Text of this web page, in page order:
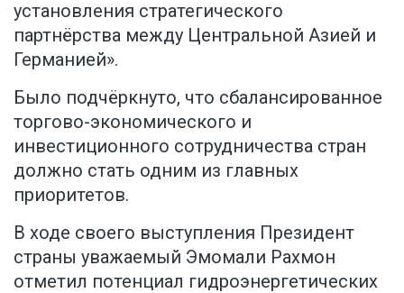
установления стратегического
партнёрства между Центральной Азией и
Германией».
Было подчёркнуто, что сбалансированное
торгово-экономического и
инвестиционного сотрудничества стран
должно стать одним из главных
приоритетов.
В ходе своего выступления Президент
страны уважаемый Эмомали Рахмон
отметил потенциал гидроэнергетических